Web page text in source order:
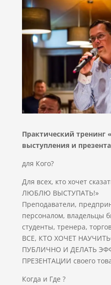
Практический тренинг
выступления и
для Кого?
Для всех, кто хочет
ЛЮБЛЮ ВЫСТУПАТЬ!»
Преподаватели,
персоналом, владельцы
студенты, тренера,
ВСЕ, КТО ХОЧЕТ
ПУБЛИЧНО И ДЕЛАТЬ
ПРЕЗЕНТАЦИИ своего
Когда и Где ?